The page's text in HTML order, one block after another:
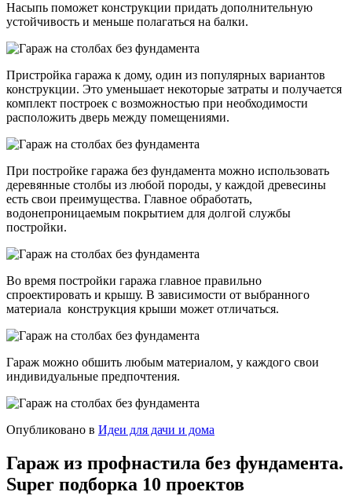
Насыпь поможет конструкции придать дополнительную
устойчивость и меньше полагаться на балки.
Пристройка гаража к дому, один из популярных вариантов
конструкции. Это уменьшает некоторые затраты и получается
комплект построек с возможностью при необходимости
расположить дверь между помещениями.
При постройке гаража без фундамента можно использовать
деревянные столбы из любой породы, у каждой древесины
есть свои преимущества. Главное обработать,
водонепроницаемым покрытием для долгой службы
постройки.
Во время постройки гаража главное правильно
спроектировать и крышу. В зависимости от выбранного
материала конструкция крыши может отличаться.
Гараж можно обшить любым материалом, у каждого свои
индивидуальные предпочтения.
Опубликовано в Идеи для дачи и дома
Гараж из профнастила без фундамента.
Super подборка 10 проектов